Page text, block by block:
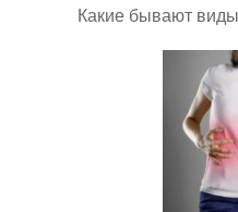
Какие бывают